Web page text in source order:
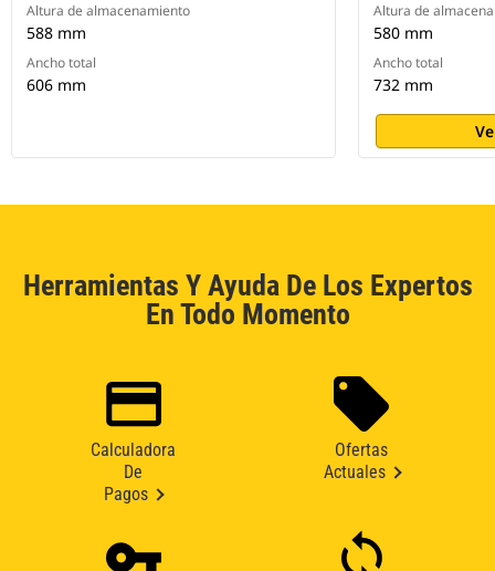
Altura de almacenamiento
588 mm
Ancho total
606 mm
Altura de
580 mm
Ancho total
732 mm
Herramientas Y Ayuda De Los Expertos
En Todo Momento
Calculadora
De
Pagos
Ofertas
Actuales